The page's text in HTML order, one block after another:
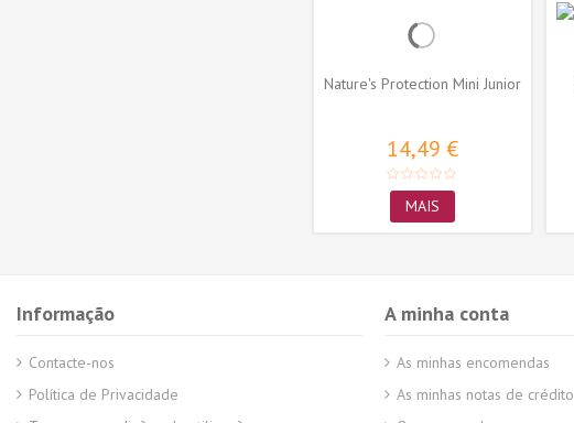
Nature's Protection Mini Junior
14,49 €
MAIS
Informação
Contacte-nos
Política de Privacidade
A minha conta
As minhas encomendas
As minhas notas de crédito